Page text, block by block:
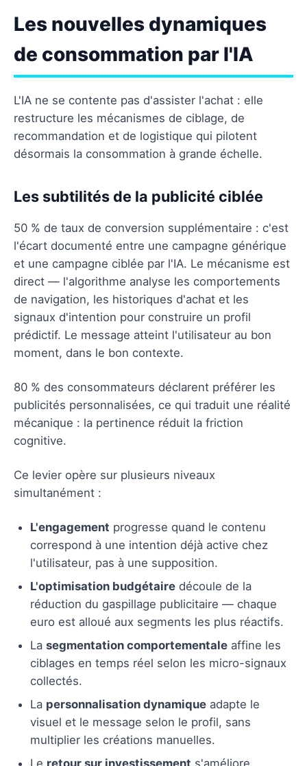
Les nouvelles dynamiques
de consommation par l'IA
L'IA ne se contente pas d'assister l'achat : elle
restructure les mécanismes de ciblage, de
recommandation et de logistique qui pilotent
désormais la consommation à grande échelle.
Les subtilités de la publicité ciblée
50 % de taux de conversion supplémentaire : c'est
l'écart documenté entre une campagne générique
et une campagne ciblée par l'IA. Le mécanisme est
direct — l'algorithme analyse les comportements
de navigation, les historiques d'achat et les
signaux d'intention pour construire un profil
prédictif. Le message atteint l'utilisateur au bon
moment, dans le bon contexte.
80 % des consommateurs déclarent préférer les
publicités personnalisées, ce qui traduit une réalité
mécanique : la pertinence réduit la friction
cognitive.
Ce levier opère sur plusieurs niveaux
simultanément :
L'engagement progresse quand le contenu
correspond à une intention déjà active chez
l'utilisateur, pas à une supposition.
L'optimisation budgétaire découle de la
réduction du gaspillage publicitaire — chaque
euro est alloué aux segments les plus réactifs.
La segmentation comportementale affine les
ciblages en temps réel selon les micro-signaux
collectés.
La personnalisation dynamique adapte le
visuel et le message selon le profil, sans
multiplier les créations manuelles.
Le retour sur investissement s'améliore